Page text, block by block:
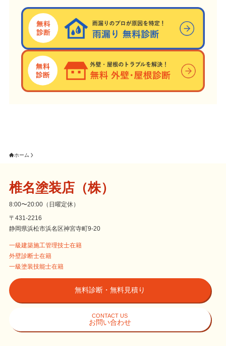
ホーム
椎名塗装店（株）
8:00〜20:00（日曜定休）
〒431-2216
静岡県浜松市浜名区神宮寺町9-20
一級建築施工管理技士在籍
外壁診断士在籍
一級塗装技能士在籍
無料診断・無料見積り
CONTACT US
お問い合わせ